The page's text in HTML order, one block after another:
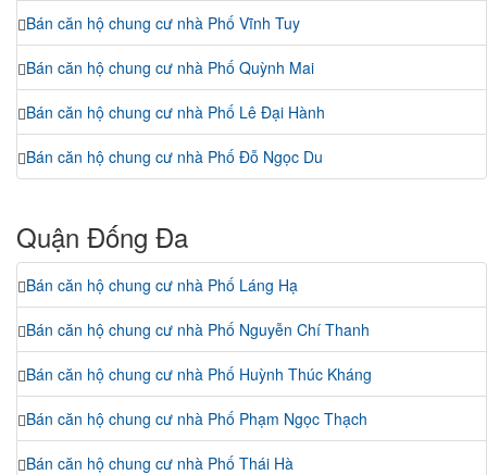
Bán căn hộ chung cư nhà Phố Vĩnh Tuy
Bán căn hộ chung cư nhà Phố Quỳnh Mai
Bán căn hộ chung cư nhà Phố Lê Đại Hành
Bán căn hộ chung cư nhà Phố Đỗ Ngọc Du
Quận Đống Đa
Bán căn hộ chung cư nhà Phố Láng Hạ
Bán căn hộ chung cư nhà Phố Nguyễn Chí Thanh
Bán căn hộ chung cư nhà Phố Huỳnh Thúc Kháng
Bán căn hộ chung cư nhà Phố Phạm Ngọc Thạch
Bán căn hộ chung cư nhà Phố Thái Hà